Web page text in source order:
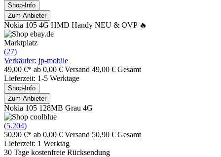
Shop-Info
Zum Anbieter
Nokia 105 4G HMD Handy NEU & OVP 🔥
Marktplatz
(27)
Verkäufer: jp-mobile
49,00 €* ab 0,00 € Versand 49,00 € Gesamt
Lieferzeit: 1-5 Werktage
Shop-Info
Zum Anbieter
Nokia 105 128MB Grau 4G
(5.204)
50,90 €* ab 0,00 € Versand 50,90 € Gesamt
Lieferzeit: 1 Werktag
30 Tage kostenfreie Rücksendung